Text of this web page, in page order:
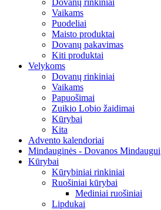
Dovanų rinkiniai
Vaikams
Puodeliai
Maisto produktai
Dovanų pakavimas
Kiti produktai
Velykoms
Dovanų rinkiniai
Vaikams
Papuošimai
Zuikio Lobio žaidimai
Kūrybai
Kita
Advento kalendoriai
Mindauginės - Dovanos Mindaugui
Kūrybai
Kūrybiniai rinkiniai
Ruošiniai kūrybai
Mediniai ruošiniai
Lipdukai